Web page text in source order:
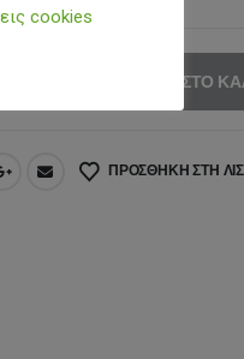
ΠΡΟΣΘΉΚΗ ΣΤΟ
ΠΡΟΣΘΉΚΗ ΣΤΗ
cookies